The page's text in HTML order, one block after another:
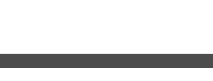
At vide errem duo, vis